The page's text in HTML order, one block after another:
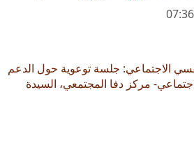
الاجتماعي: جلسة توعوية حول الدعم
مركز دفا المجتمعي، السيدة